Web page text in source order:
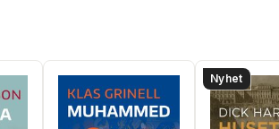
Nyhet